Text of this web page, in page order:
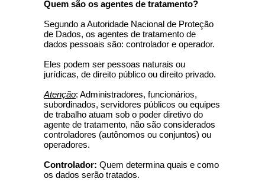
Quem são os agentes de tratamento?
Segundo a Autoridade Nacional de Proteção
de Dados, os agentes de tratamento de
dados pessoais são: controlador e operador.
Eles podem ser pessoas naturais ou
jurídicas, de direito público ou direito privado.
Atenção: Administradores, funcionários,
subordinados, servidores públicos ou equipes
de trabalho atuam sob o poder diretivo do
agente de tratamento, não são considerados
controladores (autônomos ou conjuntos) ou
operadores.
Controlador: Quem determina quais e como
os dados serão tratados.